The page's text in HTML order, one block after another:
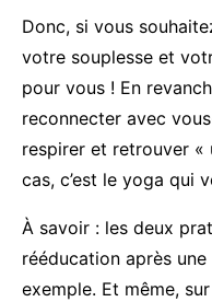
Donc, si vous
votre souplesse et
pour vous ! En
reconnecter avec
respirer et retrouver «
cas, c’est le yoga qui
À savoir : les deux
rééducation après
exemple. Et même,